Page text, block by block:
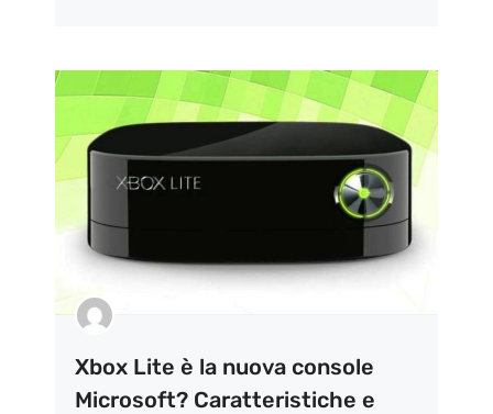
Xbox Lite è la nuova console
Microsoft? Caratteristiche e